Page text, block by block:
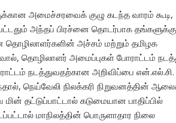
அமைச்சரவைக் குழு கடந்த வாரம் கூடி,
அந்தப் பிரச்னை தொடர்பாக தங்களுக்கு
தொழிலாளர்களின் அச்சம் மற்றும் தமிழக
தொழிலாளர் அமைப்புகள் போராட்டம்
நடத்துவதற்கான அறிவிப்பை என்.எல்.சி.
நெய்வேலி நிலக்கரி நிறுவனத்தின்
தட்டுப்பாட்டால் கடுமையான பாதிப்பில்
மாநிலத்தின் பொருளாதார நிலை